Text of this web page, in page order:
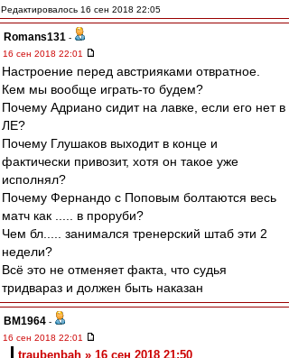
Редактировалось 16 сен 2018 22:05
Romans131 -
16 сен 2018 22:01
Настроение перед австрияками отвратное.
Кем мы вообще играть-то будем?
Почему Адриано сидит на лавке, если его нет в
ЛЕ?
Почему Глушаков выходит в конце и
фактически привозит, хотя он такое уже
исполнял?
Почему Фернандо с Поповым болтаются весь
матч как ..... в проруби?
Чем бл..... занимался тренерский штаб эти 2
недели?
Всё это не отменяет факта, что судья
тридвараз и должен быть наказан
BM1964 -
16 сен 2018 22:01
traubenbah » 16 сен 2018 21:50